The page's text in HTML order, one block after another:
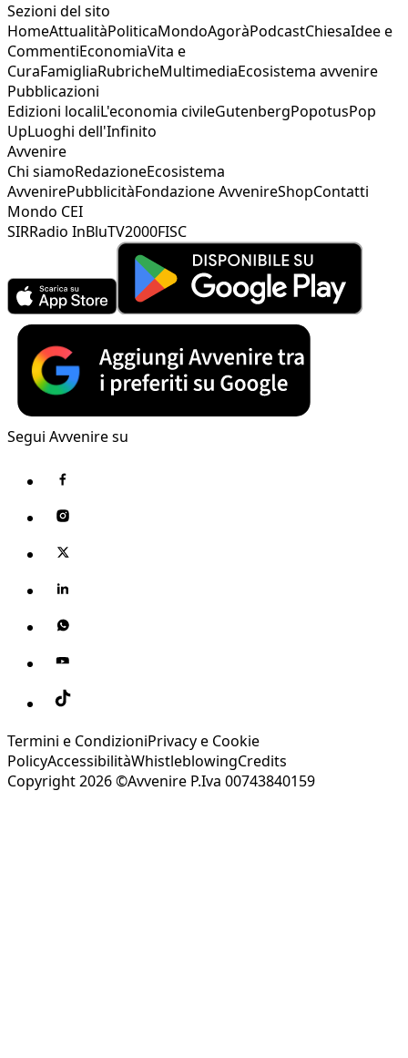
Sezioni del sito
HomeAttualitàPoliticaMondoAgoràPodcastChiesaIdee e
CommentiEconomiaVita e
CuraFamigliaRubricheMultimediaEcosistema avvenire
Pubblicazioni
Edizioni localiL'economia civileGutenbergPopotusPop
UpLuoghi dell'Infinito
Avvenire
Chi siamoRedazioneEcosistema
AvvenirePubblicitàFondazione AvvenireShopContatti
Mondo CEI
SIRRadio InBluTV2000FISC
Segui Avvenire su
Termini e CondizioniPrivacy e Cookie
PolicyAccessibilitàWhistleblowingCredits
Copyright 2026 ©Avvenire P.Iva 00743840159